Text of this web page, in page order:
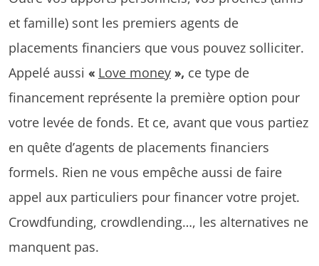
et famille) sont les premiers agents de
placements financiers que vous pouvez solliciter.
Appelé aussi « Love money », ce type de
financement représente la première option pour
votre levée de fonds. Et ce, avant que vous partiez
en quête d’agents de placements financiers
formels. Rien ne vous empêche aussi de faire
appel aux particuliers pour financer votre projet.
Crowdfunding, crowdlending…, les alternatives ne
manquent pas.